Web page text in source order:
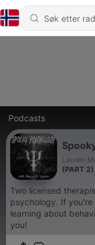
Podcasts
Lauren
(PART 2)
Two licensed
psychology. If
learning about
you!